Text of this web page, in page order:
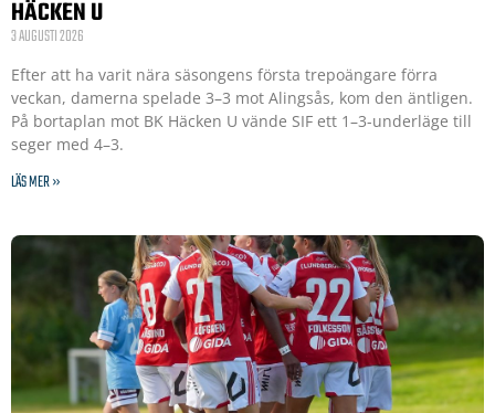
HÄCKEN U
3 AUGUSTI 2026
Efter att ha varit nära säsongens första trepoängare förra
veckan, damerna spelade 3–3 mot Alingsås, kom den äntligen.
På bortaplan mot BK Häcken U vände SIF ett 1–3-underläge till
seger med 4–3.
LÄS MER »